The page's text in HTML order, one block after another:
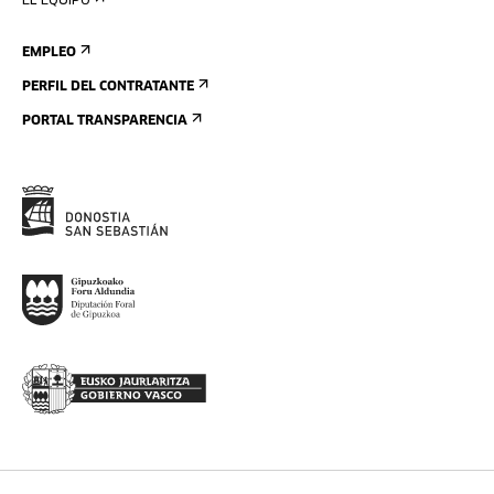
EMPLEO
PERFIL DEL CONTRATANTE
PORTAL TRANSPARENCIA